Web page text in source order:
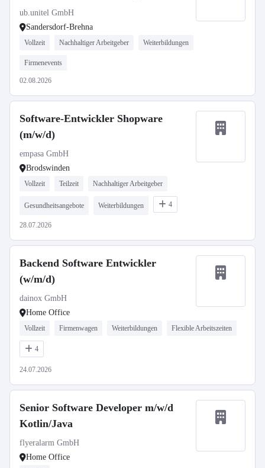
ub.unitel GmbH
Sandersdorf-Brehna
Vollzeit Nachhaltiger Arbeitgeber Weiterbildungen
Firmenevents
02.08.2026
Software-Entwickler Shopware
(m/w/d)
empasa GmbH
Brodswinden
Vollzeit Teilzeit Nachhaltiger Arbeitgeber
Gesundheitsangebote Weiterbildungen 4
28.07.2026
Backend Software Entwickler
(w/m/d)
dainox GmbH
Home Office
Vollzeit Firmenwagen Weiterbildungen Flexible Arbeitszeiten
4
24.07.2026
Senior Software Developer m/w/d
Kotlin/Java
flyeralarm GmbH
Home Office